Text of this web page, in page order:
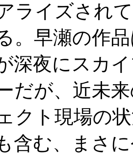
ライズされ
。早瀬の作
深夜にスカ
だが、近未
クト現場の
含む、まさ